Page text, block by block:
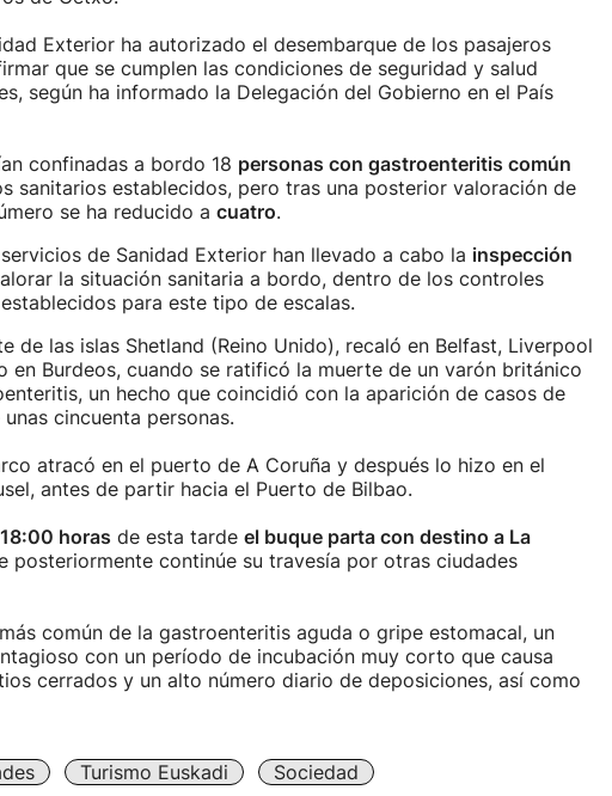
Exterior ha autorizado el desembarque de los pasajeros
que se cumplen las condiciones de seguridad y salud
según ha informado la Delegación del Gobierno en el País
confinadas a bordo 18 personas con gastroenteritis común
sanitarios establecidos, pero tras una posterior valoración de
se ha reducido a cuatro.
de Sanidad Exterior han llevado a cabo la inspección
la situación sanitaria a bordo, dentro de los controles
para este tipo de escalas.
de las islas Shetland (Reino Unido), recaló en Belfast, Liverpool
en Burdeos, cuando se ratificó la muerte de un varón británico
un hecho que coincidió con la aparición de casos de
cincuenta personas.
atracó en el puerto de A Coruña y después lo hizo en el
antes de partir hacia el Puerto de Bilbao.
horas de esta tarde el buque parta con destino a La
posteriormente continúe su travesía por otras ciudades
común de la gastroenteritis aguda o gripe estomacal, un
con un período de incubación muy corto que causa
cerrados y un alto número diario de deposiciones, así como
Turismo Euskadi Sociedad